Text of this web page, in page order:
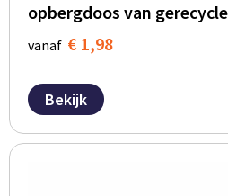
opbergdoos van
vanaf € 1,98
Bekijk